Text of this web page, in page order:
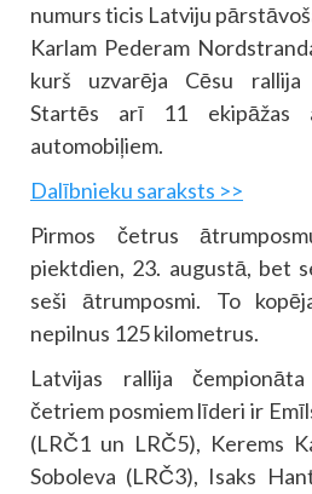
numurs ticis Latviju
Karlam Pederam
kurš uzvarēja Cēsu rallija
Startēs arī 11 ekipāžas
automobiļiem.
Dalībnieku saraksts >>
Pirmos četrus
piektdien, 23. augustā, bet
seši ātrumposmi. To
nepilnus 125 kilometrus.
Latvijas rallija
četriem posmiem līderi ir
(LRČ1 un LRČ5), Kerems
Soboleva (LRČ3), Isaks